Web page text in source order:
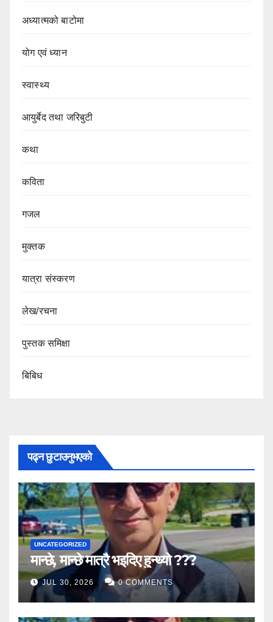
अध्यात्मको बाटोमा
योग एवं ध्यान
स्वास्थ्य
आयुर्बेद तथा जरिबुटी
कथा
कविता
गजल
मुक्तक
यात्रा संस्करण
लेख/रचना
पुस्तक समिक्षा
बिबिध
पढ्न छुटाउनुभएको
UNCATEGORIZED
मान्छे, मान्छे मात्रै भइदिए हुन्थ्यो ???
JUL 30, 2026 0 COMMENTS